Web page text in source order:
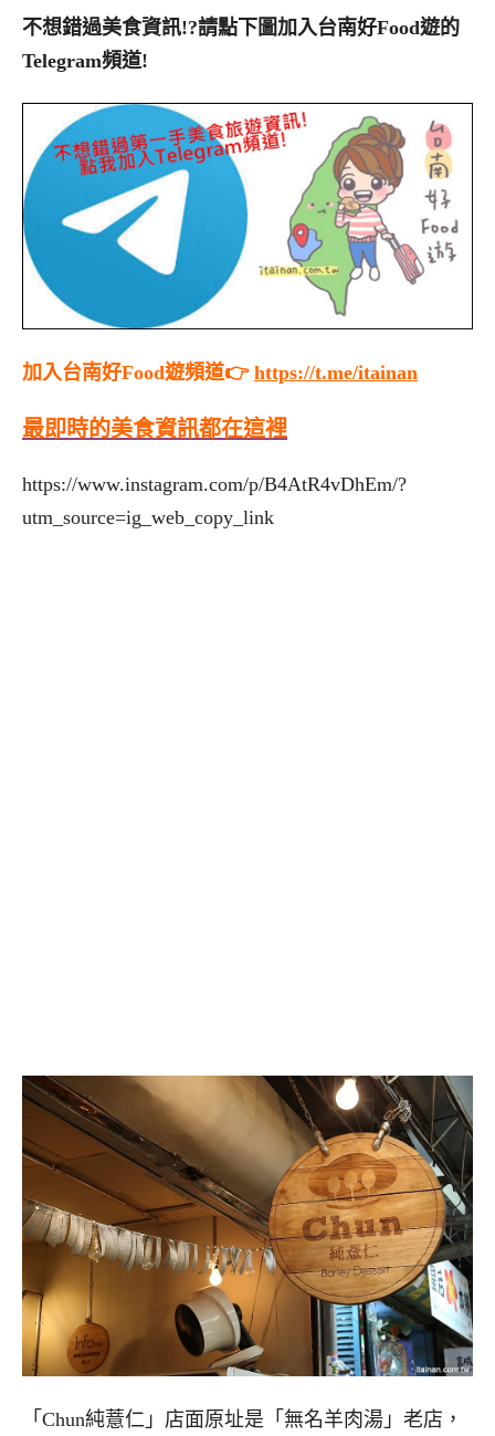
不想錯過美食資訊!?請點下圖加入台南好Food遊的
Telegram頻道!
加入台南好Food遊頻道👉 https://t.me/itainan
最即時的美食資訊都在這裡
https://www.instagram.com/p/B4AtR4vDhEm/?
utm_source=ig_web_copy_link
「Chun純薏仁」店面原址是「無名羊肉湯」老店，